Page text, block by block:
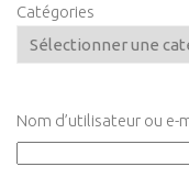
Catégories
Nom d’utilisateur ou e-